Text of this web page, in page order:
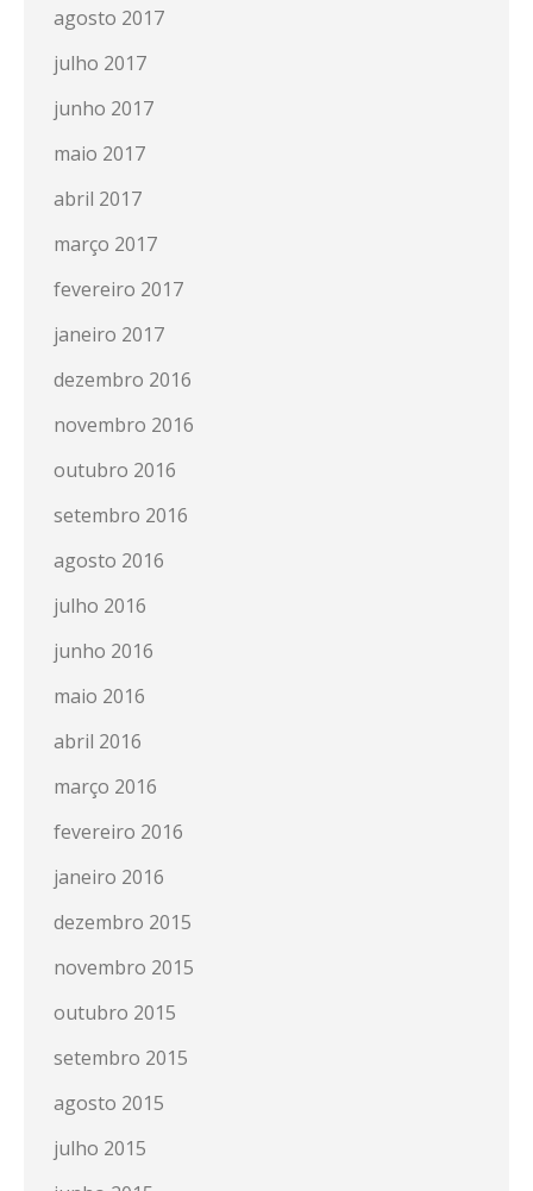
agosto 2017
julho 2017
junho 2017
maio 2017
abril 2017
março 2017
fevereiro 2017
janeiro 2017
dezembro 2016
novembro 2016
outubro 2016
setembro 2016
agosto 2016
julho 2016
junho 2016
maio 2016
abril 2016
março 2016
fevereiro 2016
janeiro 2016
dezembro 2015
novembro 2015
outubro 2015
setembro 2015
agosto 2015
julho 2015